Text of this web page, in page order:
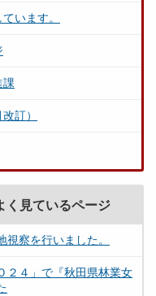
います。
課
訂）
く見ているページ
察を行いました。
２４」で『秋田県林業女